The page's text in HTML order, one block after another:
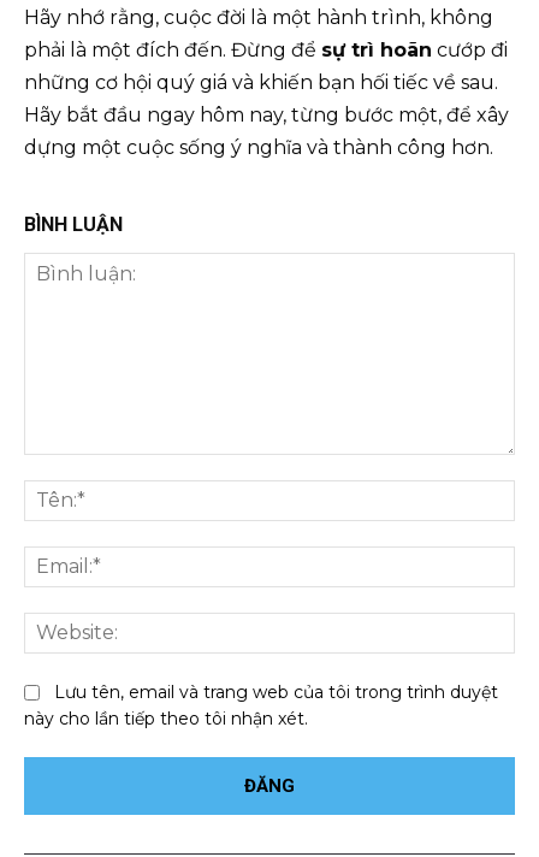
Hãy nhớ rằng, cuộc đời là một hành trình, không
phải là một đích đến. Đừng để sự trì hoãn cướp đi
những cơ hội quý giá và khiến bạn hối tiếc về sau.
Hãy bắt đầu ngay hôm nay, từng bước một, để xây
dựng một cuộc sống ý nghĩa và thành công hơn.
BÌNH LUẬN
luận:
Lưu tên, email và trang web của tôi trong trình duyệt
này cho lần tiếp theo tôi nhận xét.